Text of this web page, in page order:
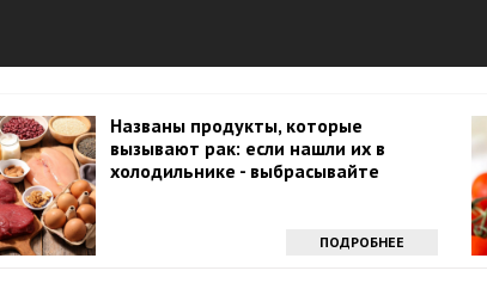
Названы продукты, которые
вызывают рак: если нашли их в
холодильнике - выбрасывайте
ПОДРОБНЕЕ